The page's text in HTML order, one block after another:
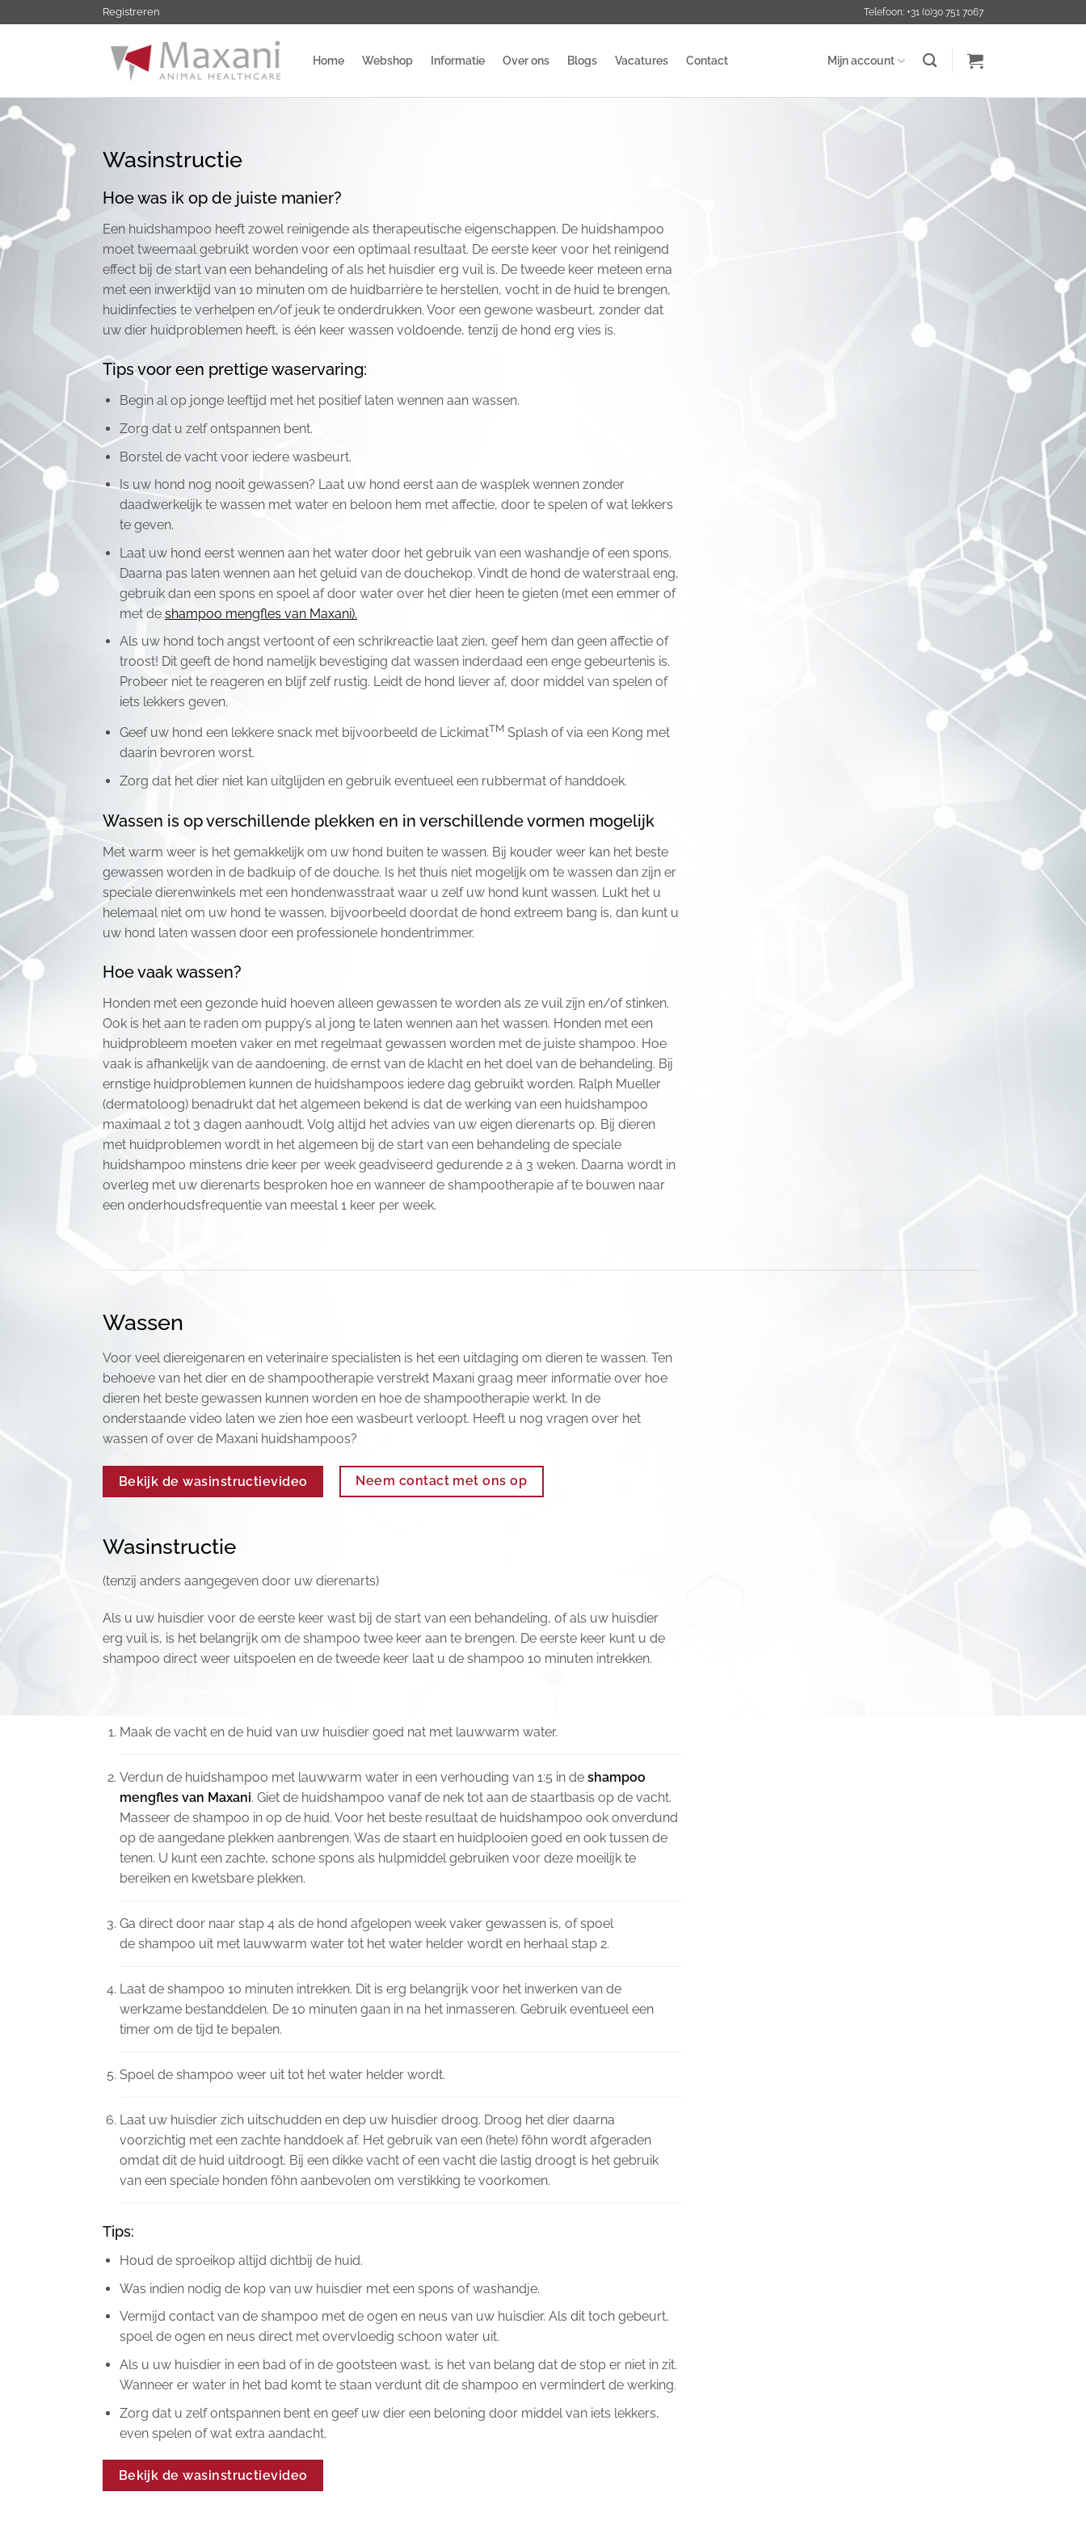
naar
Registreren Telefoon: +31 (0)30 751 7067
Home Webshop Informatie Over ons Blogs Vacatures Contact Mijn account
Wasinstructie
Hoe was ik op de juiste manier?
Een huidshampoo heeft zowel reinigende als therapeutische eigenschappen. De huidshampoo
moet tweemaal gebruikt worden voor een optimaal resultaat. De eerste keer voor het reinigend
effect bij de start van een behandeling of als het huisdier erg vuil is. De tweede keer meteen erna
met een inwerktijd van 10 minuten om de huidbarrière te herstellen, vocht in de huid te brengen,
huidinfecties te verhelpen en/of jeuk te onderdrukken. Voor een gewone wasbeurt, zonder dat
uw dier huidproblemen heeft, is één keer wassen voldoende, tenzij de hond erg vies is.
Tips voor een prettige waservaring:
Begin al op jonge leeftijd met het positief laten wennen aan wassen.
Zorg dat u zelf ontspannen bent.
Borstel de vacht voor iedere wasbeurt.
Is uw hond nog nooit gewassen? Laat uw hond eerst aan de wasplek wennen zonder
daadwerkelijk te wassen met water en beloon hem met affectie, door te spelen of wat lekkers
te geven.
Laat uw hond eerst wennen aan het water door het gebruik van een washandje of een spons.
Daarna pas laten wennen aan het geluid van de douchekop. Vindt de hond de waterstraal eng,
gebruik dan een spons en spoel af door water over het dier heen te gieten (met een emmer of
met de shampoo mengfles van Maxani).
Als uw hond toch angst vertoont of een schrikreactie laat zien, geef hem dan geen affectie of
troost! Dit geeft de hond namelijk bevestiging dat wassen inderdaad een enge gebeurtenis is.
Probeer niet te reageren en blijf zelf rustig. Leidt de hond liever af, door middel van spelen of
iets lekkers geven.
Geef uw hond een lekkere snack met bijvoorbeeld de LickimatTMSplash of via een Kong met
daarin bevroren worst.
Zorg dat het dier niet kan uitglijden en gebruik eventueel een rubbermat of handdoek.
Wassen is op verschillende plekken en in verschillende vormen mogelijk
Met warm weer is het gemakkelijk om uw hond buiten te wassen. Bij kouder weer kan het beste
gewassen worden in de badkuip of de douche. Is het thuis niet mogelijk om te wassen dan zijn er
speciale dierenwinkels met een hondenwasstraat waar u zelf uw hond kunt wassen. Lukt het u
helemaal niet om uw hond te wassen, bijvoorbeeld doordat de hond extreem bang is, dan kunt u
uw hond laten wassen door een professionele hondentrimmer.
Hoe vaak wassen?
Honden met een gezonde huid hoeven alleen gewassen te worden als ze vuil zijn en/of stinken.
Ook is het aan te raden om puppy’s al jong te laten wennen aan het wassen. Honden met een
huidprobleem moeten vaker en met regelmaat gewassen worden met de juiste shampoo. Hoe
vaak is afhankelijk van de aandoening, de ernst van de klacht en het doel van de behandeling. Bij
ernstige huidproblemen kunnen de huidshampoos iedere dag gebruikt worden. Ralph Mueller
(dermatoloog) benadrukt dat het algemeen bekend is dat de werking van een huidshampoo
maximaal 2 tot 3 dagen aanhoudt. Volg altijd het advies van uw eigen dierenarts op. Bij dieren
met huidproblemen wordt in het algemeen bij de start van een behandeling de speciale
huidshampoo minstens drie keer per week geadviseerd gedurende 2 à 3 weken. Daarna wordt in
overleg met uw dierenarts besproken hoe en wanneer de shampootherapie af te bouwen naar
een onderhoudsfrequentie van meestal 1 keer per week.
Wassen
Voor veel diereigenaren en veterinaire specialisten is het een uitdaging om dieren te wassen. Ten
behoeve van het dier en de shampootherapie verstrekt Maxani graag meer informatie over hoe
dieren het beste gewassen kunnen worden en hoe de shampootherapie werkt. In de
onderstaande video laten we zien hoe een wasbeurt verloopt. Heeft u nog vragen over het
wassen of over de Maxani huidshampoos?
Bekijk de wasinstructievideo Neem contact met ons op
Wasinstructie
(tenzij anders aangegeven door uw dierenarts)
Als u uw huisdier voor de eerste keer wast bij de start van een behandeling, of als uw huisdier
erg vuil is, is het belangrijk om de shampoo twee keer aan te brengen. De eerste keer kunt u de
shampoo direct weer uitspoelen en de tweede keer laat u de shampoo 10 minuten intrekken.
Maak de vacht en de huid van uw huisdier goed nat met lauwwarm water.
Verdun de huidshampoo met lauwwarm water in een verhouding van 1:5 in de shampoo
mengfles van Maxani. Giet de huidshampoo vanaf de nek tot aan de staartbasis op de vacht.
Masseer de shampoo in op de huid. Voor het beste resultaat de huidshampoo ook onverdund
op de aangedane plekken aanbrengen. Was de staart en huidplooien goed en ook tussen de
tenen. U kunt een zachte, schone spons als hulpmiddel gebruiken voor deze moeilijk te
bereiken en kwetsbare plekken.
Ga direct door naar stap 4 als de hond afgelopen week vaker gewassen is, of spoel
de shampoo uit met lauwwarm water tot het water helder wordt en herhaal stap 2.
Laat de shampoo 10 minuten intrekken. Dit is erg belangrijk voor het inwerken van de
werkzame bestanddelen. De 10 minuten gaan in na het inmasseren. Gebruik eventueel een
timer om de tijd te bepalen.
Spoel de shampoo weer uit tot het water helder wordt.
Laat uw huisdier zich uitschudden en dep uw huisdier droog. Droog het dier daarna
voorzichtig met een zachte handdoek af. Het gebruik van een (hete) föhn wordt afgeraden
omdat dit de huid uitdroogt. Bij een dikke vacht of een vacht die lastig droogt is het gebruik
van een speciale honden föhn aanbevolen om verstikking te voorkomen.
Tips:
Houd de sproeikop altijd dichtbij de huid.
Was indien nodig de kop van uw huisdier met een spons of washandje.
Vermijd contact van de shampoo met de ogen en neus van uw huisdier. Als dit toch gebeurt,
spoel de ogen en neus direct met overvloedig schoon water uit.
Als u uw huisdier in een bad of in de gootsteen wast, is het van belang dat de stop er niet in zit.
Wanneer er water in het bad komt te staan verdunt dit de shampoo en vermindert de werking.
Zorg dat u zelf ontspannen bent en geef uw dier een beloning door middel van iets lekkers,
even spelen of wat extra aandacht.
Bekijk de wasinstructievideo